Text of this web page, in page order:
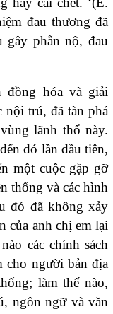
đau thương đã
gây phẫn nộ, đau
đồng hóa và giải
nội trú, đã tàn phá
lãnh thổ này.
đó lần đầu tiên,
một cuộc gặp gỡ
thống và các hình
đó đã không xảy
của anh chị em lại
các chính sách
cho người bản địa
làm thế nào,
ngôn ngữ và văn